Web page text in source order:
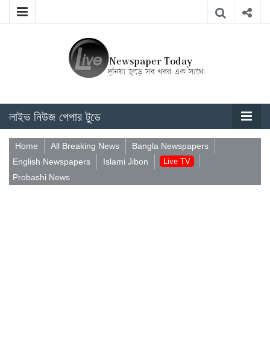
লাইভ নিউজ পেপার টুডে
Home All Breaking News
Bangla Newspapers
English Newspapers
Islami Jibon Live TV
Probashi News